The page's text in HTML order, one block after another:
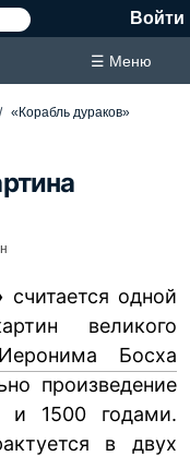
Войти
☰ Меню
«Корабль дураков»
считается одной
великого
Иеронима Босха
произведение
и 1500 годами.
в двух